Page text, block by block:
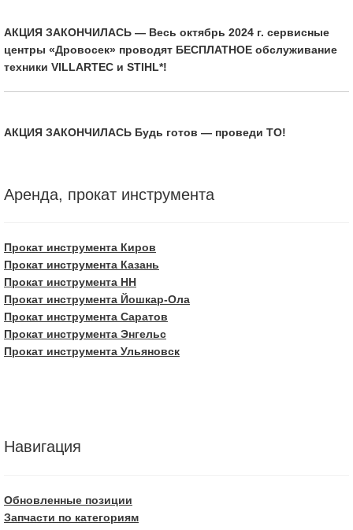
АКЦИЯ ЗАКОНЧИЛАСЬ — Весь октябрь 2024 г. сервисные
центры «Дровосек» проводят БЕСПЛАТНОЕ обслуживание
техники VILLARTEC и STIHL*!
АКЦИЯ ЗАКОНЧИЛАСЬ Будь готов — проведи ТО!
Аренда, прокат инструмента
Прокат инструмента Киров
Прокат инструмента Казань
Прокат инструмента НН
Прокат инструмента Йошкар-Ола
Прокат инструмента Саратов
Прокат инструмента Энгельс
Прокат инструмента Ульяновск
Навигация
Обновленные позиции
Запчасти по категориям